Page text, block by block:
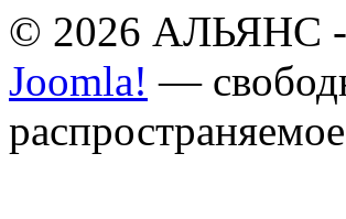
© 2026 АЛЬЯНС -
Joomla! —